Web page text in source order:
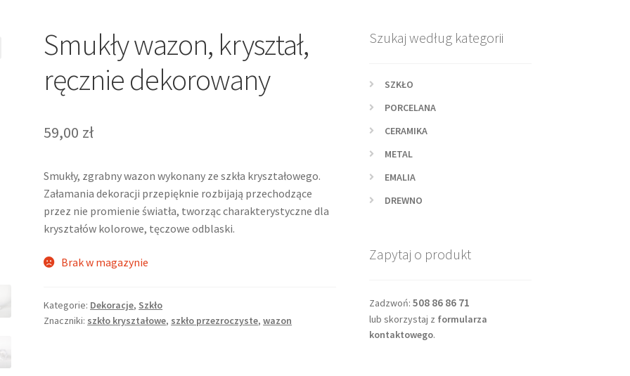
Smukły wazon, kryształ,
ręcznie dekorowany
59,00 zł
Smukły, zgrabny wazon wykonany ze szkła kryształowego.
Załamania dekoracji przepięknie rozbijają przechodzące
przez nie promienie światła, tworząc charakterystyczne dla
kryształów kolorowe, tęczowe odblaski.
Brak w magazynie
Kategorie: Dekoracje, Szkło
Znaczniki: szkło kryształowe, szkło przezroczyste,wazon
Szukaj według kategorii
SZKŁO
PORCELANA
CERAMIKA
METAL
EMALIA
DREWNO
Zapytaj o produkt
Zadzwoń: 508 86 86 71
lub skorzystaj z formularza
kontaktowego.